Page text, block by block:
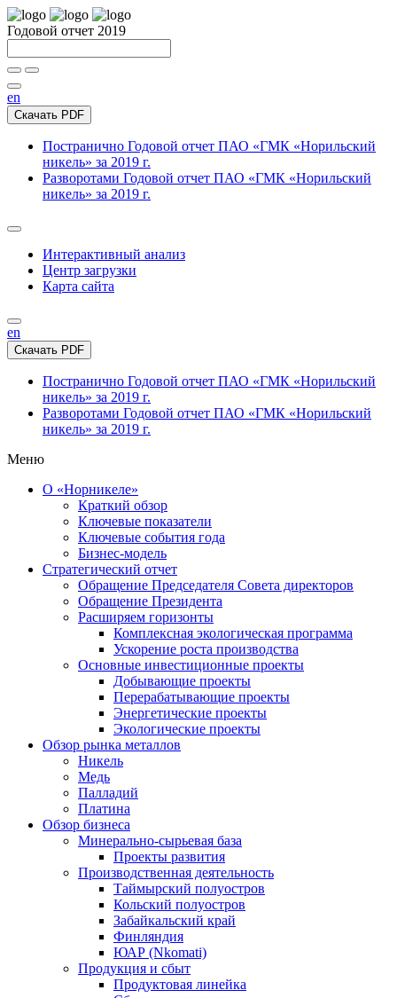
Годовой отчет 2019
en
Скачать PDF
Постранично Годовой отчет ПАО «ГМК «Норильский
никель» за 2019 г.
Разворотами Годовой отчет ПАО «ГМК «Норильский
никель» за 2019 г.
Интерактивный анализ
Центр загрузки
Карта сайта
en
Скачать PDF
Постранично Годовой отчет ПАО «ГМК «Норильский
никель» за 2019 г.
Разворотами Годовой отчет ПАО «ГМК «Норильский
никель» за 2019 г.
Меню
О «Норникеле»
Краткий обзор
Ключевые показатели
Ключевые события года
Бизнес-модель
Стратегический отчет
Обращение Председателя Совета директоров
Обращение Президента
Расширяем горизонты
Комплексная экологическая программа
Ускорение роста производства
Основные инвестиционные проекты
Добывающие проекты
Перерабатывающие проекты
Энергетические проекты
Экологические проекты
Обзор рынка металлов
Никель
Медь
Палладий
Платина
Обзор бизнеса
Минерально-сырьевая база
Проекты развития
Производственная деятельность
Таймырский полуостров
Кольский полуостров
Забайкальский край
Финляндия
ЮАР (Nkomati)
Продукция и сбыт
Продуктовая линейка